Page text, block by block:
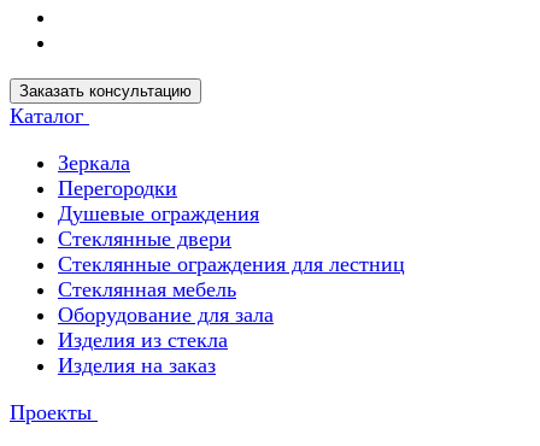
Заказать консультацию
Каталог
Зеркала
Перегородки
Душевые ограждения
Стеклянные двери
Стеклянные ограждения для лестниц
Стеклянная мебель
Оборудование для зала
Изделия из стекла
Изделия на заказ
Проекты